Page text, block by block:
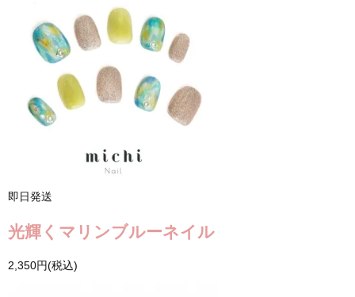
即日発送
光輝くマリンブルーネイル
2,350円(税込)